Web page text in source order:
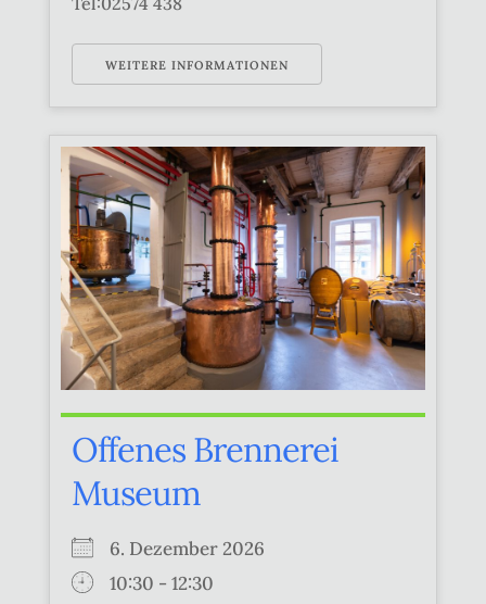
WEITERE INFORMATIONEN
Offenes Brennerei
Museum
6. Dezember 2026
10:30 - 12:30